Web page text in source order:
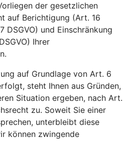
der gesetzlichen
auf Berichtigung (Art. 16
DSGVO) und Einschränkung
Ihrer
auf Grundlage von Art. 6
steht Ihnen aus Gründen,
Situation ergeben, nach Art.
zu. Soweit Sie einer
unterbleibt diese
können zwingende